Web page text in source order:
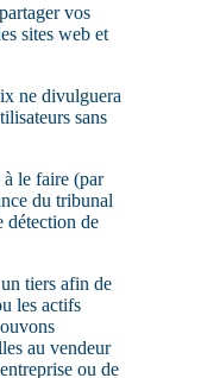
vos
sites web et
ne divulguera
sans
à le faire (par
du tribunal
détection de
tiers afin de
les actifs
au vendeur
ou de